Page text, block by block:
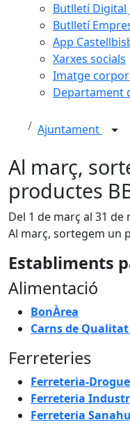
Butlletí Digital
Butlletí
App
Xarxes socials
Imatge
Departament
Ajuntament
Al març,
productes
Del 1 de març al 31 de
Al març, sortegem un
Establiments
Alimentació
BonÀrea
Carns de
Ferreteries
Ferreteria-
Ferreteria
Ferreteria